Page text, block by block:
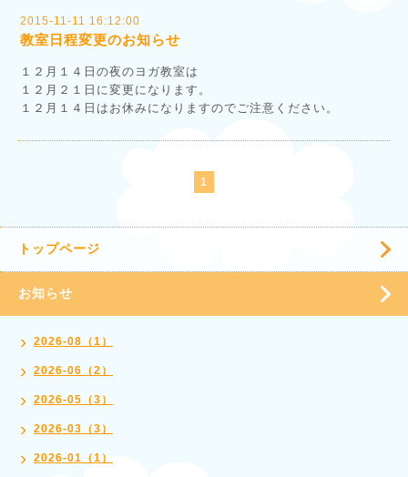
2015-11-11 16:12:00
教室日程変更のお知らせ
１２月１４日の夜のヨガ教室は
１２月２１日に変更になります。
１２月１４日はお休みになりますのでご注意ください。
1
トップページ
お知らせ
2026-08（1）
2026-06（2）
2026-05（3）
2026-03（3）
2026-01（1）